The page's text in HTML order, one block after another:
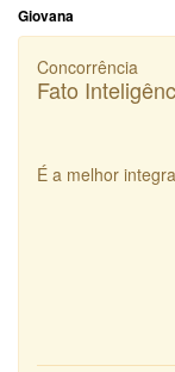
Giovana
Concorrência
Fato
É a melhor